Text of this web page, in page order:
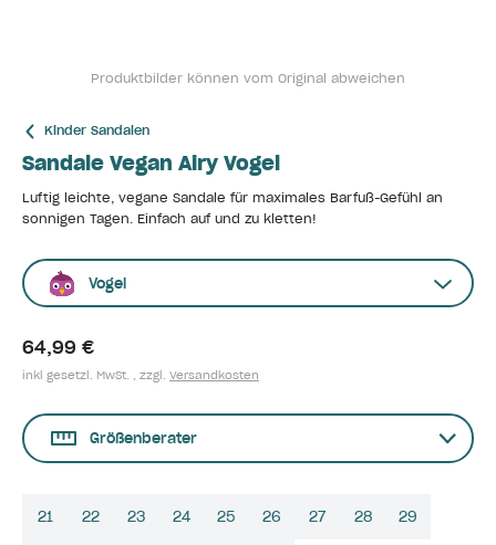
Produktbilder können vom Original abweichen
Kinder Sandalen
Sandale Vegan Airy Vogel
Luftig leichte, vegane Sandale für maximales Barfuß-Gefühl an
sonnigen Tagen. Einfach auf und zu kletten!
Vogel
64,99 €
inkl gesetzl. MwSt. , zzgl. Versandkosten
Größenberater
21 22 23 24 25 26 27 28 29